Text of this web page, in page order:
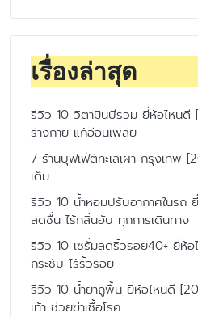
เรื่องล่าสุด
รีวิว 10 วิตามินบีรวม ยี่ห้อไหน
ร่างกาย แก้อ่อนเพลีย
7 ร้านบุฟเฟ่ต์ทะเลเผา กรุงเทพ
เต็ม
รีวิว 10 น้ำหอมปรับอากาศในรถ
สดชื่น ไร้กลิ่นอับ ทุกการเดินทาง
รีวิว 10 เซรั่มลดริ้วรอย40+ ยี่ห้
กระชับ ไร้ริ้วรอย
รีวิว 10 น้ำยาถูพื้น ยี่ห้อไหนดี
เท้า ช่วยฆ่าเชื้อโรค